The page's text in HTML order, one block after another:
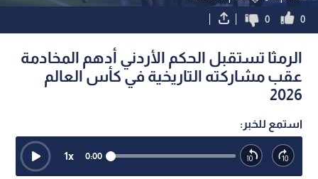
0
0
الرمثا تستقبل الحكم الأردني أدهم المخادمة
عقب مشاركته التاريخية في كأس العالم
2026
استمع للخبر:
0:00
1x